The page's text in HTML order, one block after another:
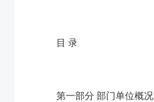
目 录
第一部分 部门单位概况